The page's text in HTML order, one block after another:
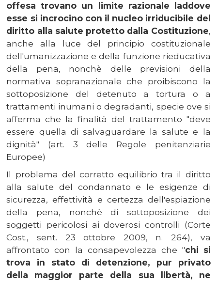
offesa trovano un limite razionale laddove
esse si incrocino con il nucleo irriducibile del
diritto alla salute protetto dalla Costituzione,
anche alla luce del principio costituzionale
dell'umanizzazione e della funzione rieducativa
della pena, nonchè delle previsioni della
normativa sopranazionale che proibiscono la
sottoposizione del detenuto a tortura o a
trattamenti inumani o degradanti, specie ove si
afferma che la finalità del trattamento "deve
essere quella di salvaguardare la salute e la
dignità" (art. 3 delle Regole penitenziarie
Europee)
Il problema del corretto equilibrio tra il diritto
alla salute del condannato e le esigenze di
sicurezza, effettività e certezza dell'espiazione
della pena, nonchè di sottoposizione dei
soggetti pericolosi ai doverosi controlli (Corte
Cost., sent. 23 ottobre 2009, n. 264), va
affrontato con la consapevolezza che "chi si
trova in stato di detenzione, pur privato
della maggior parte della sua libertà, ne